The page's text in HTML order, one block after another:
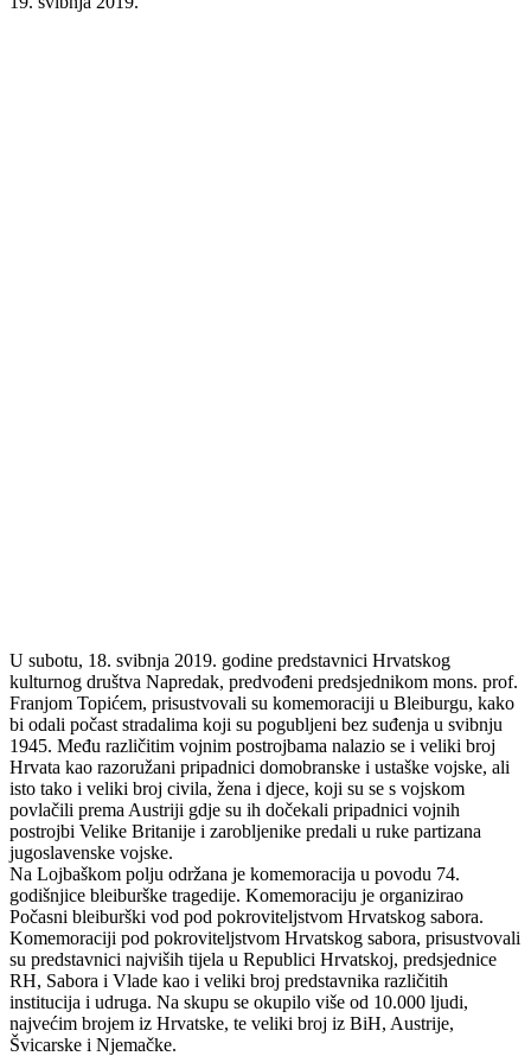
U subotu, 18. svibnja 2019. godine predstavnici Hrvatskog
kulturnog društva Napredak, predvođeni predsjednikom mons. prof.
Franjom Topićem, prisustvovali su komemoraciji u Bleiburgu, kako
bi odali počast stradalima koji su pogubljeni bez suđenja u svibnju
1945. Među različitim vojnim postrojbama nalazio se i veliki broj
Hrvata kao razoružani pripadnici domobranske i ustaške vojske, ali
isto tako i veliki broj civila, žena i djece, koji su se s vojskom
povlačili prema Austriji gdje su ih dočekali pripadnici vojnih
postrojbi Velike Britanije i zarobljenike predali u ruke partizana
jugoslavenske vojske.
Na Lojbaškom polju održana je komemoracija u povodu 74.
godišnjice bleiburške tragedije. Komemoraciju je organizirao
Počasni bleiburški vod pod pokroviteljstvom Hrvatskog sabora.
Komemoraciji pod pokroviteljstvom Hrvatskog sabora, prisustvovali
su predstavnici najviših tijela u Republici Hrvatskoj, predsjednice
RH, Sabora i Vlade kao i veliki broj predstavnika različitih
institucija i udruga. Na skupu se okupilo više od 10.000 ljudi,
najvećim brojem iz Hrvatske, te veliki broj iz BiH, Austrije,
Švicarske i Njemačke.